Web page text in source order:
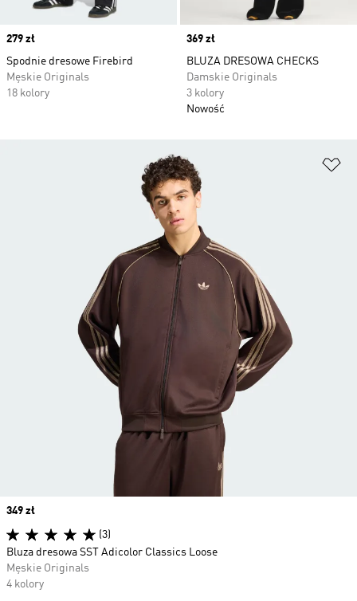
Price
279 zł
Spodnie dresowe Firebird
Męskie Originals
18 kolory
Price
369 zł
BLUZA DRESOWA CHECKS
Damskie Originals
3 kolory
Nowość
Price
349 zł
(3)
Bluza dresowa SST Adicolor Classics Loose
Męskie Originals
4 kolory